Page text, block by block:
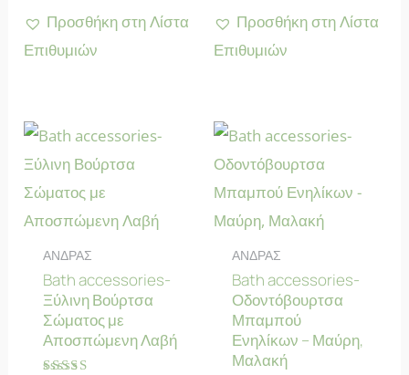
Προσθήκη στη Λίστα
Επιθυμιών
Προσθήκη στη Λίστα
Επιθυμιών
ΑΝΔΡΑΣ
Bath accessories-
Ξύλινη Βούρτσα
Σώματος με
Αποσπώμενη Λαβή
ΑΝΔΡΑΣ
Bath accessories-
Οδοντόβουρτσα
Μπαμπού
Ενηλίκων – Μαύρη,
Μαλακή